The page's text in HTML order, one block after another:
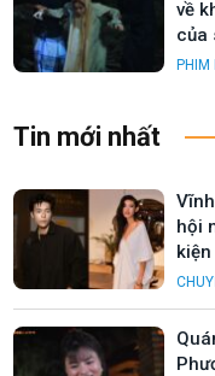
về
của
PHIM
Tin mới nhất
hội
kiện